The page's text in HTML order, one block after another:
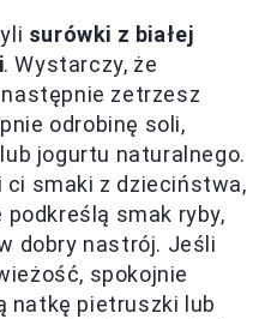
surówki z białej
. Wystarczy, że
zetrzesz
odrobinę soli,
jogurtu naturalnego.
ci smaki z dzieciństwa,
smak ryby,
dobry nastrój. Jeśli
spokojnie
natkę pietruszki lub